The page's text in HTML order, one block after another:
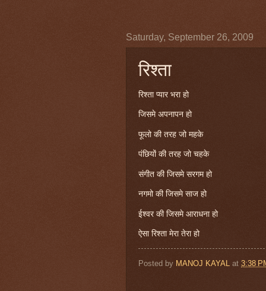
Saturday, September 26, 2009
रिश्ता
रिश्ता प्यार भरा हो
जिसमे अपनापन हो
फूलो की तरह जो महके
पंछियों की तरह जो चहके
संगीत की जिसमे सरगम हो
नगमो की जिसमे साज हो
ईश्वर की जिसमे आराधना हो
ऐसा रिश्ता मेरा तेरा हो
Posted by MANOJ KAYAL at 3:38